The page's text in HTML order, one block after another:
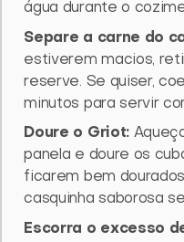
água durante o
Separe a carne do
estiverem macios,
reserve. Se quiser,
minutos para servir
Doure o Griot:
panela e doure os
ficarem bem
casquinha saborosa
Escorra o excesso